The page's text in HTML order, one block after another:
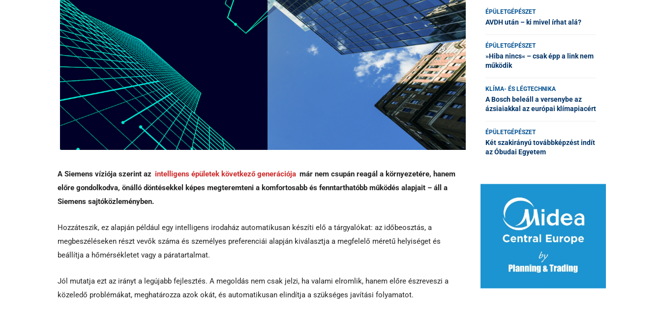
A Siemens víziója szerint az intelligens épületek következő generációja már nem csupán reagál a környezetére, hanem
előre gondolkodva, önálló döntésekkel képes megteremteni a komfortosabb és fenntarthatóbb működés alapjait – áll a
Siemens sajtóközleményben.
Hozzáteszik, ez alapján például egy intelligens irodaház automatikusan készíti elő a tárgyalókat: az időbeosztás, a
megbeszéléseken részt vevők száma és személyes preferenciái alapján kiválasztja a megfelelő méretű helyiséget és
beállítja a hőmérsékletet vagy a páratartalmat.
Jól mutatja ezt az irányt a legújabb fejlesztés. A megoldás nem csak jelzi, ha valami elromlik, hanem előre észreveszi a
közeledő problémákat, meghatározza azok okát, és automatikusan elindítja a szükséges javítási folyamatot.
ÉPÜLETGÉPÉSZET
AVDH után – ki mivel írhat alá?
ÉPÜLETGÉPÉSZET
»Hiba nincs« – csak épp a link nem
működik
KLÍMA- ÉS LÉGTECHNIKA
A Bosch beleáll a versenybe az
ázsiaiakkal az európai klímapiacért
ÉPÜLETGÉPÉSZET
Két szakirányú továbbképzést indít
az Óbudai Egyetem